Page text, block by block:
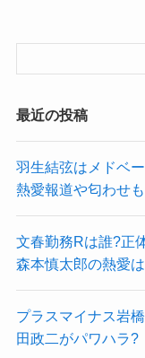
最近の投稿
羽生結弦はメドベ
熱愛報道や匂わせも
文春勤務Rは誰?正
森本慎太郎の熱愛
プラスマイナス岩
田政二がパワハラ?